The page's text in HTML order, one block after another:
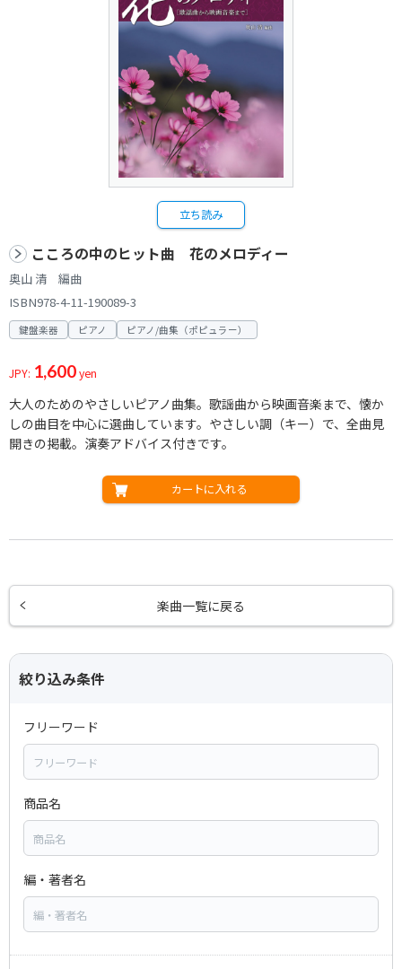
立ち読み
こころの中のヒット曲 花のメロディー
奥山 清 編曲
ISBN978-4-11-190089-3
鍵盤楽器 ピアノ ピアノ/曲集（ポピュラー）
JPY: 1,600yen
大人のためのやさしいピアノ曲集。歌謡曲から映画音楽まで、懐か
しの曲目を中心に選曲しています。やさしい調（キー）で、全曲見
開きの掲載。演奏アドバイス付きです。
カートに入れる
楽曲一覧に戻る
絞り込み条件
フリーワード
商品名
編・著者名